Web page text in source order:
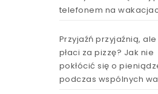
telefonem na
Przyjaźń przyjaźnią, ale
płaci za pizzę? Jak nie
pokłócić się o
podczas wspólnych